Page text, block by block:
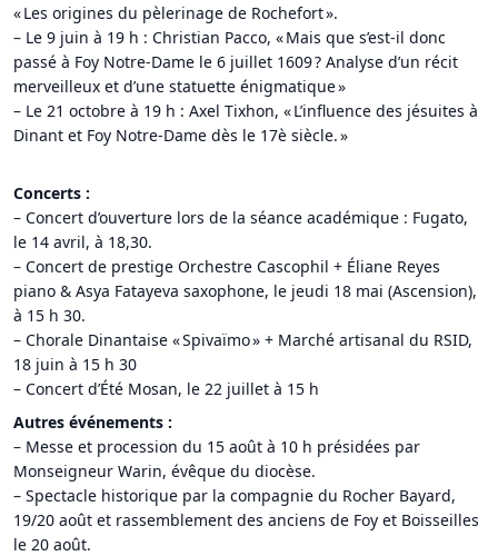
« Les origines du pèlerinage de Rochefort ».
– Le 9 juin à 19 h : Christian Pacco, « Mais que s’est-il donc
passé à Foy Notre-Dame le 6 juillet 1609 ? Analyse d’un récit
merveilleux et d’une statuette énigmatique »
– Le 21 octobre à 19 h : Axel Tixhon, « L’influence des jésuites à
Dinant et Foy Notre-Dame dès le 17è siècle. »
Concerts :
– Concert d’ouverture lors de la séance académique : Fugato,
le 14 avril, à 18,30.
– Concert de prestige Orchestre Cascophil + Éliane Reyes
piano & Asya Fatayeva saxophone, le jeudi 18 mai (Ascension),
à 15 h 30.
– Chorale Dinantaise « Spivaïmo » + Marché artisanal du RSID,
18 juin à 15 h 30
– Concert d’Été Mosan, le 22 juillet à 15 h
Autres événements :
– Messe et procession du 15 août à 10 h présidées par
Monseigneur Warin, évêque du diocèse.
– Spectacle historique par la compagnie du Rocher Bayard,
19/20 août et rassemblement des anciens de Foy et Boisseilles
le 20 août.